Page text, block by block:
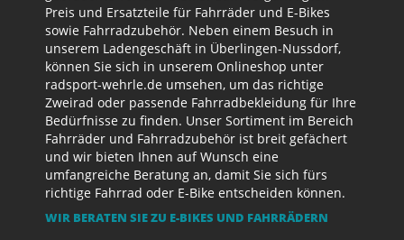
Preis und Ersatzteile für Fahrräder und E-Bikes
sowie Fahrradzubehör. Neben einem Besuch in
unserem Ladengeschäft in Überlingen-Nussdorf,
können Sie sich in unserem Onlineshop unter
radsport-wehrle.de umsehen, um das richtige
Zweirad oder passende Fahrradbekleidung für Ihre
Bedürfnisse zu finden. Unser Sortiment im Bereich
Fahrräder und Fahrradzubehör ist breit gefächert
und wir bieten Ihnen auf Wunsch eine
umfangreiche Beratung an, damit Sie sich fürs
richtige Fahrrad oder E-Bike entscheiden können.
WIR BERATEN SIE ZU E-BIKES UND FAHRRÄDERN